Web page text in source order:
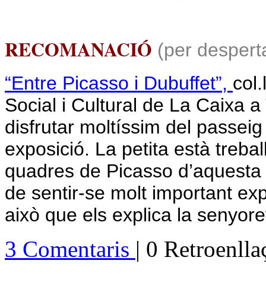
RECOMANACIÓ (per
“Entre Picasso i Dubuffet”,
Social i Cultural de La Caixa
disfrutar moltíssim del
exposició. La petita està
quadres de Picasso
de sentir-se molt important
això que els explica la
3 Comentaris | 0